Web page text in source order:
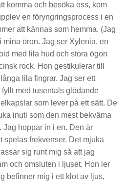
komma och besöka oss, kom
en föryngringsprocess i en
att kännas som hemma. (Jag
mina öron. Jag ser Xylenia, en
med lila hud och stora ögon
rock. Hon gestikulerar till
lila fingrar. Jag ser ett
med tusentals glödande
som lever på ett sätt. De
inuti som den mest bekväma
hoppar in i en. Den är
spelas frekvenser. Det mjuka
sig runt mig så att jag
och omsluten i ljuset. Hon ler
befinner mig i ett klot av ljus,